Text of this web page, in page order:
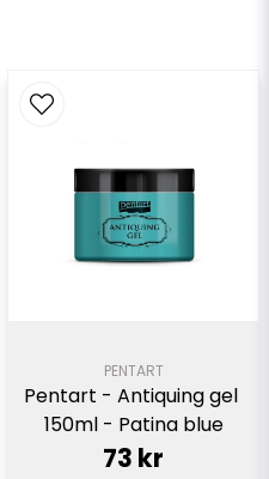
PENTART
Pentart - Antiquing gel
150ml - Patina blue
73 kr